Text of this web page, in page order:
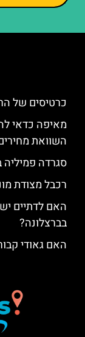
כרטיסים של
מאיפה כדאי
השוואת
סגרדה
רכבל מצודת
האם לדתיים
בברצלונה?
האם גאודי